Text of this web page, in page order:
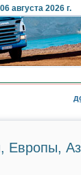
06 августа 2026 г.
Европы,